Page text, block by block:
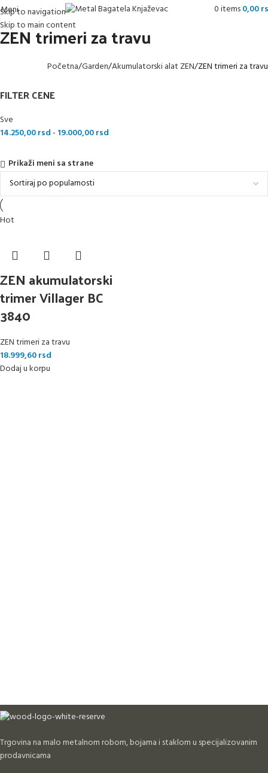
Skip to navigation
Skip to main content
Meni 0items0,00
ZEN trimeri za travu
Početna Garden Akumulatorski alat ZEN ZEN trimeri za travu
FILTER CENE
Sve
14.250,00rsd- 19.000,00rsd
Prikaži meni sa strane
Hot
ZEN akumulatorski
trimer Villager BC
3840
ZEN trimeri za travu
18.999,60rsd
Dodaj u korpu
Trgovina na malo metalnom robom, bojama i staklom u specijalizovanim
prodavnicama